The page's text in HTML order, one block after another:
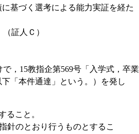
基づく選考による能力実証を経た
証人Ｃ）
，15教指企第569号「入学式，卒業
「本件通達」という。）を発し
ること。
針のとおり行うものとするこ